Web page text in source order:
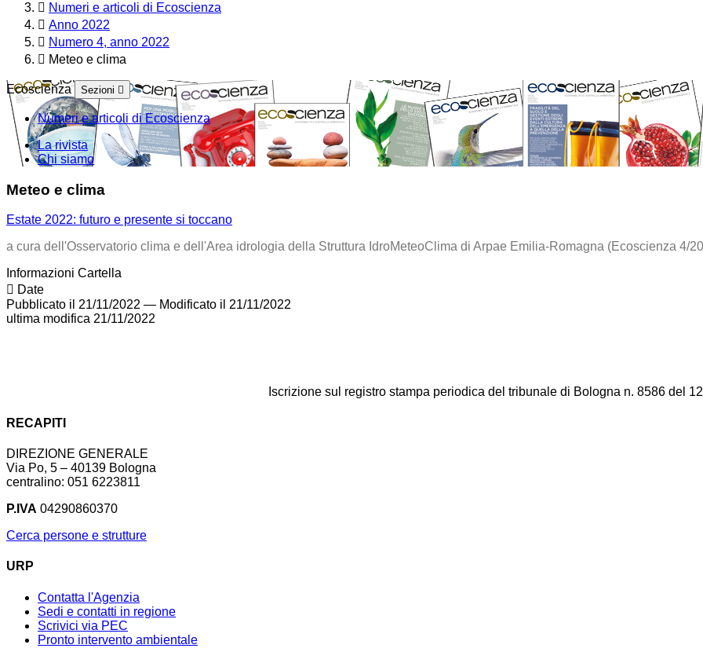
Numeri e articoli di Ecoscienza
Anno 2022
Numero 4, anno 2022
Meteo e clima
Ecoscienza Sezioni
Numeri e articoli di Ecoscienza
La rivista
Chi siamo
Meteo e clima
Estate 2022: futuro e presente si toccano
a cura dell'Osservatorio clima e dell'Area idrologia della Struttura IdroMeteoClima di Arpae Emilia-Romagna (Ecoscienza 4/
Informazioni Cartella
Date
Pubblicato il 21/11/2022 — Modificato il 21/11/2022
ultima modifica 21/11/2022
Iscrizione sul registro stampa periodica del tribunale di Bologna n. 8586 del
RECAPITI
DIREZIONE GENERALE
Via Po, 5 – 40139 Bologna
centralino: 051 6223811
P.IVA 04290860370
Cerca persone e strutture
URP
Contatta l'Agenzia
Sedi e contatti in regione
Scrivici via PEC
Pronto intervento ambientale